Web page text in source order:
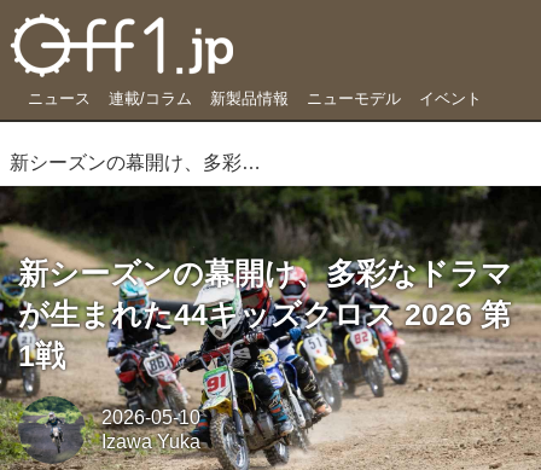
ニュース 連載/コラム 新製品情報 ニューモデル イベント
新シーズンの幕開け、多彩なドラマが生まれた44キッズクロス 2026 第1戦
新シーズンの幕開け、多彩なドラマ
が生まれた44キッズクロス 2026 第
1戦
2026-05-10
Izawa Yuka